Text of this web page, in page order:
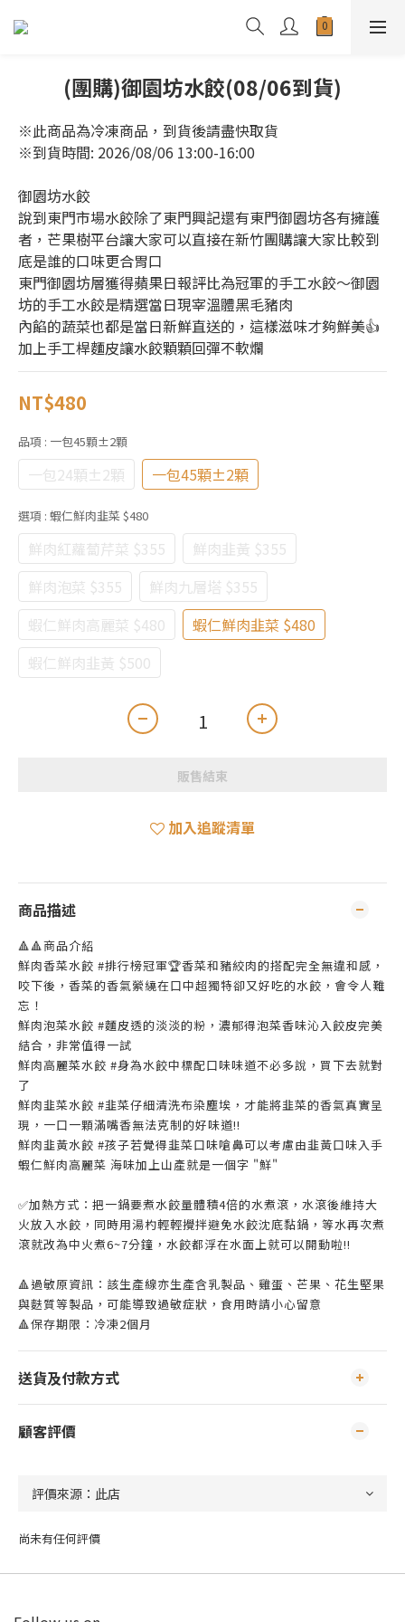
(團購)御園坊水餃(08/06到貨)
※此商品為冷凍商品，到貨後請盡快取貨
※到貨時間: 2026/08/06 13:00-16:00
御園坊水餃
說到東門市場水餃除了東門興記還有東門御園坊各有擁護
者，芒果樹平台讓大家可以直接在新竹團購讓大家比較到
底是誰的口味更合胃口
東門御園坊層獲得蘋果日報評比為冠軍的手工水餃～御園
坊的手工水餃是精選當日現宰溫體黑毛豬肉
內餡的蔬菜也都是當日新鮮直送的，這樣滋味才夠鮮美👍
加上手工桿麵皮讓水餃顆顆回彈不軟爛
NT$480
品項 : 一包45顆±2顆
一包24顆±2顆 一包45顆±2顆
選項 : 蝦仁鮮肉韭菜 $480
鮮肉紅蘿蔔芹菜 $355
鮮肉韭黃 $355
鮮肉泡菜 $355
鮮肉九層塔 $355
蝦仁鮮肉高麗菜 $480
蝦仁鮮肉韭菜 $480
蝦仁鮮肉韭黃 $500
販售結束
加入追蹤清單
商品描述
🔺🔺商品介紹
鮮肉香菜水餃 #排行榜冠軍🏆香菜和豬絞肉的搭配完全無違和感，
咬下後，香菜的香氣縈繞在口中超獨特卻又好吃的水餃，會令人難
忘！
鮮肉泡菜水餃 #麵皮透的淡淡的粉，濃郁得泡菜香味沁入餃皮完美
結合，非常值得一試
鮮肉高麗菜水餃 #身為水餃中標配口味味道不必多說，買下去就對
了
鮮肉韭菜水餃 #韭菜仔細清洗布染塵埃，才能將韭菜的香氣真實呈
現，一口一顆滿嘴香無法克制的好味道!!
鮮肉韭黃水餃 #孩子若覺得韭菜口味嗆鼻可以考慮由韭黃口味入手
蝦仁鮮肉高麗菜 海味加上山產就是一個字 "鮮"
✅加熱方式：把一鍋要煮水餃量體積4倍的水煮滾，水滾後維持大
火放入水餃，同時用湯杓輕輕攪拌避免水餃沈底黏鍋，等水再次煮
滾就改為中火煮6~7分鐘，水餃都浮在水面上就可以開動啦!!
🔺過敏原資訊：該生產線亦生產含乳製品、雞蛋、芒果、花生堅果
與麩質等製品，可能導致過敏症狀，食用時請小心留意
🔺保存期限：冷凍2個月
送貨及付款方式
顧客評價
尚未有任何評價